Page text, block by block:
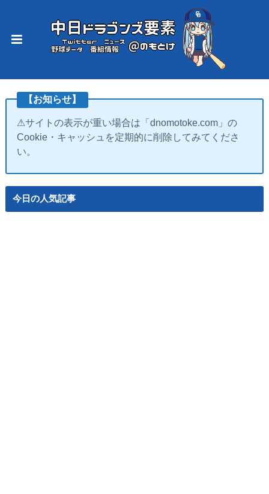
【お知らせ】
⚠サイトの表示が重い場合は「dnomotoke.com」の
Cookie・キャッシュを定期的に削除してみてくださ
い。
今日の人気記事